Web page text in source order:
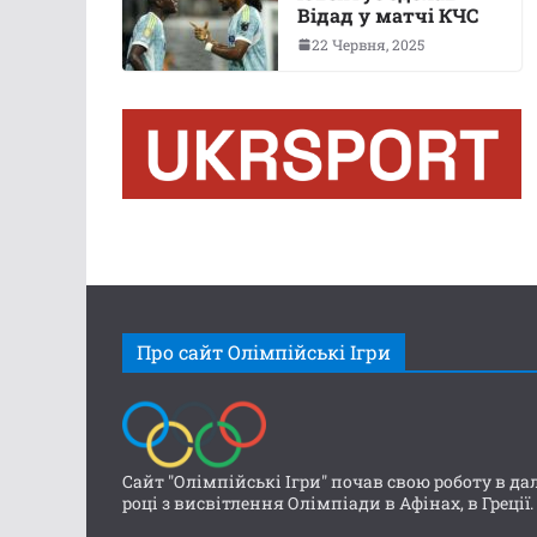
Відад у матчі КЧС
22 Червня, 2025
Про сайт Олімпійські Ігри
Сайт "Олімпійські Ігри" почав свою роботу в
році з висвітлення Олімпіади в Афінах, в Греції.